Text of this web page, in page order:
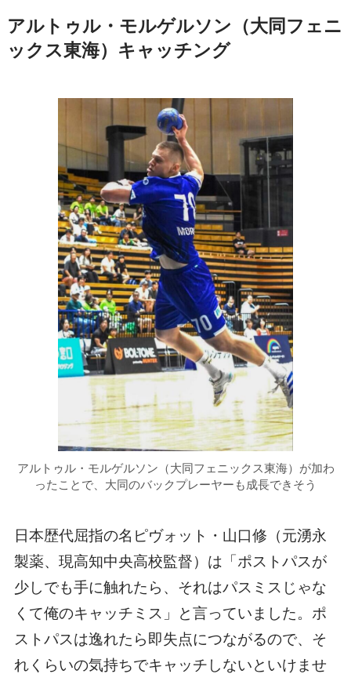
アルトゥル・モルゲルソン（大同フェニ
ックス東海）キャッチング
アルトゥル・モルゲルソン（大同フェニックス東海）が加わ
ったことで、大同のバックプレーヤーも成長できそう
日本歴代屈指の名ピヴォット・山口修（元湧永
製薬、現高知中央高校監督）は「ポストパスが
少しでも手に触れたら、それはパスミスじゃな
くて俺のキャッチミス」と言っていました。ポ
ストパスは逸れたら即失点につながるので、そ
れくらいの気持ちでキャッチしないといけませ